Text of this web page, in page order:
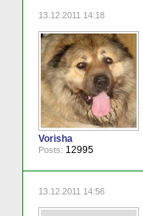
13.12.2011 14:18
Vorisha
Posts: 12995
13.12.2011 14:56